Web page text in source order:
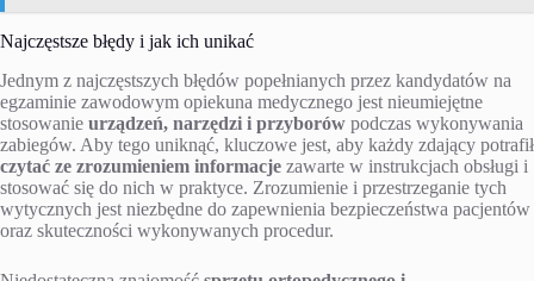
Najczęstsze błędy i jak ich unikać
Jednym z najczęstszych błędów popełnianych przez kandydatów na
egzaminie zawodowym opiekuna medycznego jest nieumiejętne
stosowanie urządzeń, narzędzi i przyborów podczas wykonywania
zabiegów. Aby tego uniknąć, kluczowe jest, aby każdy zdający potrafił
czytać ze zrozumieniem informacje zawarte w instrukcjach obsługi i
stosować się do nich w praktyce. Zrozumienie i przestrzeganie tych
wytycznych jest niezbędne do zapewnienia bezpieczeństwa pacjentów
oraz skuteczności wykonywanych procedur.